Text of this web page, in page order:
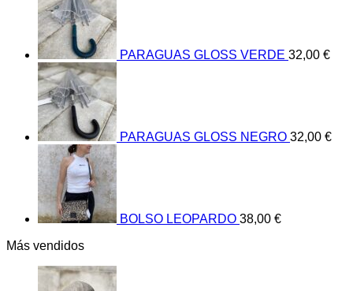
PARAGUAS GLOSS VERDE 32,00 €
PARAGUAS GLOSS NEGRO 32,00 €
BOLSO LEOPARDO 38,00 €
Más vendidos